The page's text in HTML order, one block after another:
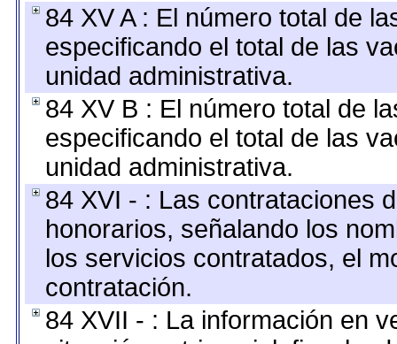
84 XV A : El número total de
especificando el total de las
unidad administrativa.
84 XV B : El número total de
especificando el total de las
unidad administrativa.
84 XVI - : Las contrataciones
honorarios, señalando los
los servicios contratados, el
contratación.
84 XVII - : La información en